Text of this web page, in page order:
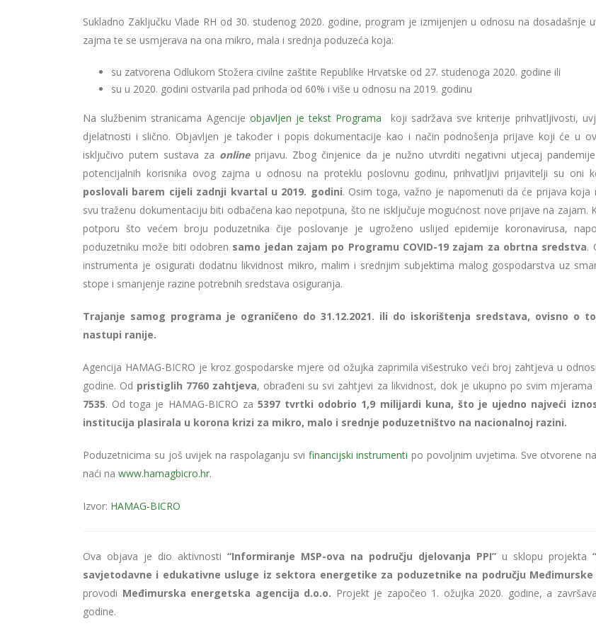
Sukladno Zaključku Vlade RH od 30. studenog 2020. godine, program je izmijenjen u odnosu na dosadašnje
zajma te se usmjerava na ona mikro, mala i srednja poduzeća koja:
su zatvorena Odlukom Stožera civilne zaštite Republike Hrvatske od 27. studenoga 2020. godine ili
su u 2020. godini ostvarila pad prihoda od 60% i više u odnosu na 2019. godinu
Na službenim stranicama Agencije objavljen je tekst Programa
koji sadržava sve kriterije prihvatljivosti,
djelatnosti i slično. Objavljen je također i popis dokumentacije kao i način podnošenja prijave koji će u
isključivo putem sustava za online prijavu. Zbog činjenice da je nužno utvrditi negativni utjecaj
potencijalnih korisnika ovog zajma u odnosu na proteklu poslovnu godinu, prihvatljivi prijavitelji su oni
poslovali barem cijeli zadnji kvartal u 2019. godini. Osim toga, važno je napomenuti da će prijava koja
svu traženu dokumentaciju biti odbačena kao nepotpuna, što ne isključuje mogućnost nove prijave na zajam.
potporu što većem broju poduzetnika čije poslovanje je ugroženo uslijed epidemije koronavirusa,
poduzetniku može biti odobren samo jedan zajam po Programu COVID-19 zajam za obrtna sredstva.
instrumenta je osigurati dodatnu likvidnost mikro, malim i srednjim subjektima malog gospodarstva uz
stope i smanjenje razine potrebnih sredstava osiguranja.
Trajanje samog programa je ograničeno do 31.12.2021. ili do iskorištenja sredstava, ovisno o
nastupi ranije.
Agencija HAMAG-BICRO je kroz gospodarske mjere od ožujka zaprimila višestruko veći broj zahtjeva u
godine. Od pristiglih 7760 zahtjeva, obrađeni su svi zahtjevi za likvidnost, dok je ukupno po svim mjerama
7535. Od toga je HAMAG-BICRO za 5397 tvrtki odobrio 1,9 milijardi kuna, što je ujedno najveći
institucija plasirala u korona krizi za mikro, malo i srednje poduzetništvo na nacionalnoj razini.
Poduzetnicima su još uvijek na raspolaganju svi financijski instrumenti po povoljnim uvjetima. Sve otvorene
naći na www.hamagbicro.hr.
Izvor: HAMAG-BICRO
Ova objava je dio aktivnosti “Informiranje MSP-ova na području djelovanja PPI” u sklopu projekta
savjetodavne i edukativne usluge iz sektora energetike za poduzetnike na području Međimurske
provodi Međimurska energetska agencija d.o.o. Projekt je započeo 1. ožujka 2020. godine, a
godine.